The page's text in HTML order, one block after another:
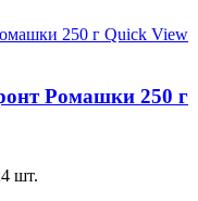
Quick View
Ромашки 250 г
шт.